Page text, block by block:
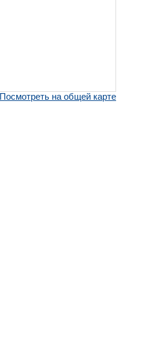
Посмотреть на общей карте